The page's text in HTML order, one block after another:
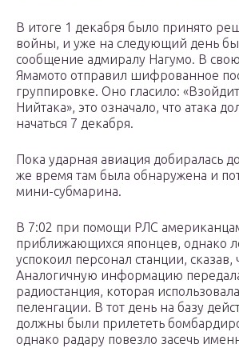
В итоге 1 декабря было принято
войны, и уже на следующий день
сообщение адмиралу Нагумо. В
Ямамото отправил шифрованное
группировке. Оно гласило:
Нийтака», это означало, что атака
начаться 7 декабря.
Пока ударная авиация добиралась
же время там была обнаружена и
мини-субмарина.
В 7:02 при помощи РЛС американцам
приближающихся японцев, однако
успокоил персонал станции, сказав,
Аналогичную информацию
радиостанция, которая
пеленгации. В тот день на базу
должны были прилететь
однако радару повезло засечь